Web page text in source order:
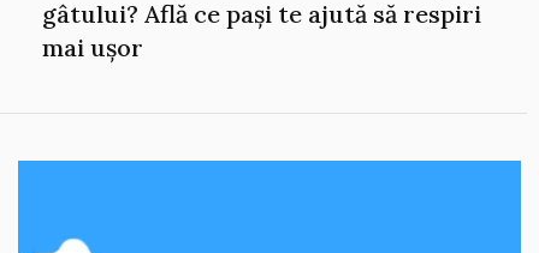
gâtului? Află ce pași te ajută să respiri
mai ușor